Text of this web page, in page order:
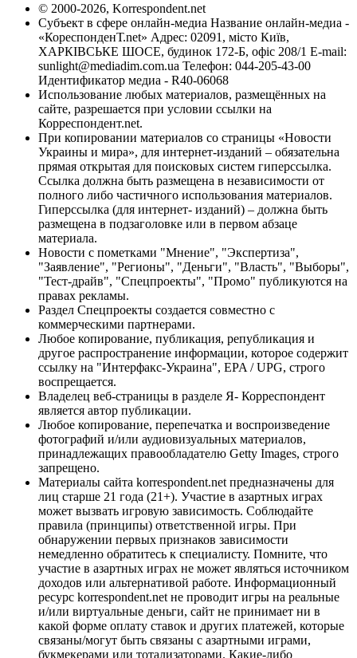
© 2000-2026, Korrespondent.net
Субъект в сфере онлайн-медиа Название онлайн-медиа -
«КореспонденТ.net» Адрес: 02091, місто Київ,
ХАРКІВСЬКЕ ШОСЕ, будинок 172-Б, офіс 208/1 E-mail:
sunlight@mediadim.com.ua Телефон: 044-205-43-00
Идентификатор медиа - R40-06068
Использование любых материалов, размещённых на
сайте, разрешается при условии ссылки на
Корреспондент.net.
При копировании материалов со страницы «Новости
Украины и мира», для интернет-изданий – обязательна
прямая открытая для поисковых систем гиперссылка.
Ссылка должна быть размещена в независимости от
полного либо частичного использования материалов.
Гиперссылка (для интернет- изданий) – должна быть
размещена в подзаголовке или в первом абзаце
материала.
Новости с пометками "Мнение", "Экспертиза",
"Заявление", "Регионы", "Деньги", "Власть", "Выборы",
"Тест-драйв", "Спецпроекты", "Промо" публикуются на
правах рекламы.
Раздел Спецпроекты создается совместно с
коммерческими партнерами.
Любое копирование, публикация, републикация и
другое распространение информации, которое содержит
ссылку на "Интерфакс-Украина", EPA / UPG, строго
воспрещается.
Владелец веб-страницы в разделе Я- Корреспондент
является автор публикации.
Любое копирование, перепечатка и воспроизведение
фотографий и/или аудиовизуальных материалов,
принадлежащих правообладателю Getty Images, строго
запрещено.
Материалы сайта korrespondent.net предназначены для
лиц старше 21 года (21+). Участие в азартных играх
может вызвать игровую зависимость. Соблюдайте
правила (принципы) ответственной игры. При
обнаружении первых признаков зависимости
немедленно обратитесь к специалисту. Помните, что
участие в азартных играх не может являться источником
доходов или альтернативой работе. Информационный
ресурс korrespondent.net не проводит игры на реальные
и/или виртуальные деньги, сайт не принимает ни в
какой форме оплату ставок и других платежей, которые
связаны/могут быть связаны с азартными играми,
букмекерами или тотализаторами. Какие-либо